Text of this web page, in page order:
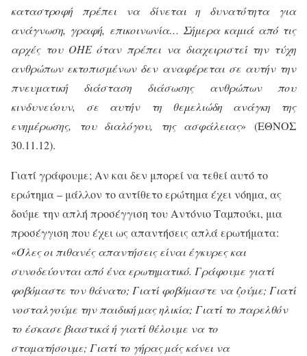
καταστροφή πρέπει να δίνεται η δυνατότητα για
ανάγνωση, γραφή, επικοινωνία… Σήμερα καμιά από τις
αρχές του ΟΗΕ όταν πρέπει να διαχειριστεί την τύχη
ανθρώπων εκτοπισμένων δεν αναφέρεται σε αυτήν την
πνευματική διάσταση διάσωσης ανθρώπων που
κινδυνεύουν, σε αυτήν τη θεμελιώδη ανάγκη της
ενημέρωσης, του διαλόγου, της ασφάλειας» (ΕΘΝΟΣ
30.11.12).
Γιατί γράφουμε; Αν και δεν μπορεί να τεθεί αυτό το
ερώτημα – μάλλον το αντίθετο ερώτημα έχει νόημα, ας
δούμε την απλή προσέγγιση του Αντόνιο Ταµπούκι, μια
προσέγγιση που έχει ως απαντήσεις απλά ερωτήματα:
«Όλες οι πιθανές απαντήσεις είναι έγκυρες και
συνοδεύονται από ένα ερωτηµατικό. Γράφουµε γιατί
φοβόµαστε τον θάνατο; Γιατί φοβόµαστε να ζούµε; Γιατί
νοσταλγούµε την παιδική µας ηλικία; Γιατί το παρελθόν
το έσκασε βιαστικά ή γιατί θέλουµε να το
σταµατήσουµε; Γιατί το γήρας µάς κάνει να